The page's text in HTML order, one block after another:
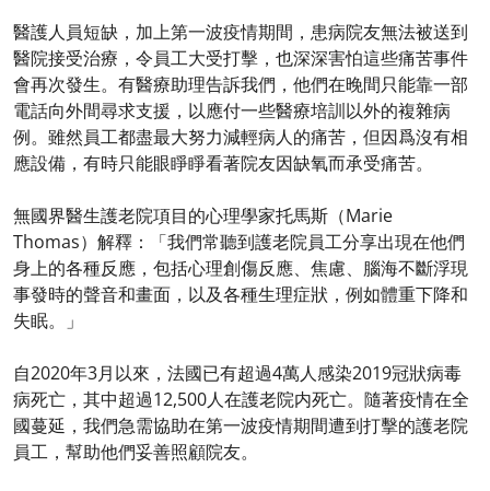
醫護人員短缺，加上第一波疫情期間，患病院友無法被送到
醫院接受治療，令員工大受打擊，也深深害怕這些痛苦事件
會再次發生。有醫療助理告訴我們，他們在晚間只能靠一部
電話向外間尋求支援，以應付一些醫療培訓以外的複雜病
例。雖然員工都盡最大努力減輕病人的痛苦，但因爲沒有相
應設備，有時只能眼睜睜看著院友因缺氧而承受痛苦。
無國界醫生護老院項目的心理學家托馬斯（Marie
Thomas）解釋：「我們常聽到護老院員工分享出現在他們
身上的各種反應，包括心理創傷反應、焦慮、腦海不斷浮現
事發時的聲音和畫面，以及各種生理症狀，例如體重下降和
失眠。」
自2020年3月以來，法國已有超過4萬人感染2019冠狀病毒
病死亡，其中超過12,500人在護老院内死亡。隨著疫情在全
國蔓延，我們急需協助在第一波疫情期間遭到打擊的護老院
員工，幫助他們妥善照顧院友。